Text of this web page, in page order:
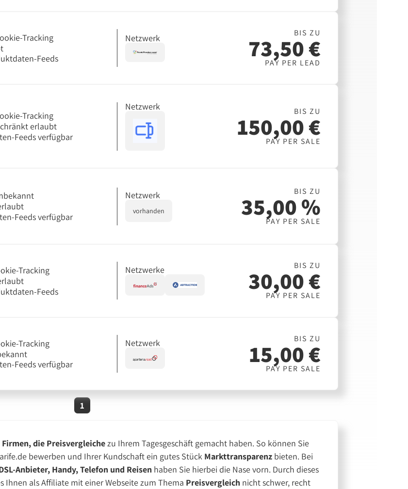
Tracking
Feeds
Netzwerk BIS ZU
73,50 €
PAY PER LEAD
Tracking
erlaubt
Feeds verfügbar
Netzwerk BIS ZU
150,00 €
PAY PER SALE
Feeds verfügbar
Netzwerk
vorhanden
BIS ZU
35,00 %
PAY PER SALE
Tracking
Feeds
Netzwerke BIS ZU
30,00 €
PAY PER SALE
Tracking
Feeds verfügbar
Netzwerk BIS ZU
15,00 €
PAY PER SALE
1
die Preisvergleichezu Ihrem Tagesgeschäft gemacht haben. So können Sie
bewerben und Ihrer Kundschaft ein gutes Stück Markttransparenz bieten. Bei
Anbieter, Handy, Telefon und Reisen haben Sie hierbei die Nase vorn. Durch dieses
als Affiliate mit einer Webseite zum Thema Preisvergleich nicht schwer, recht